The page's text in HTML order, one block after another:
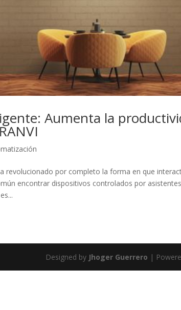
Aumenta la
revolucionado por completo la forma en que
encontrar dispositivos controlados por
Designed by Jhoger Guerrero |